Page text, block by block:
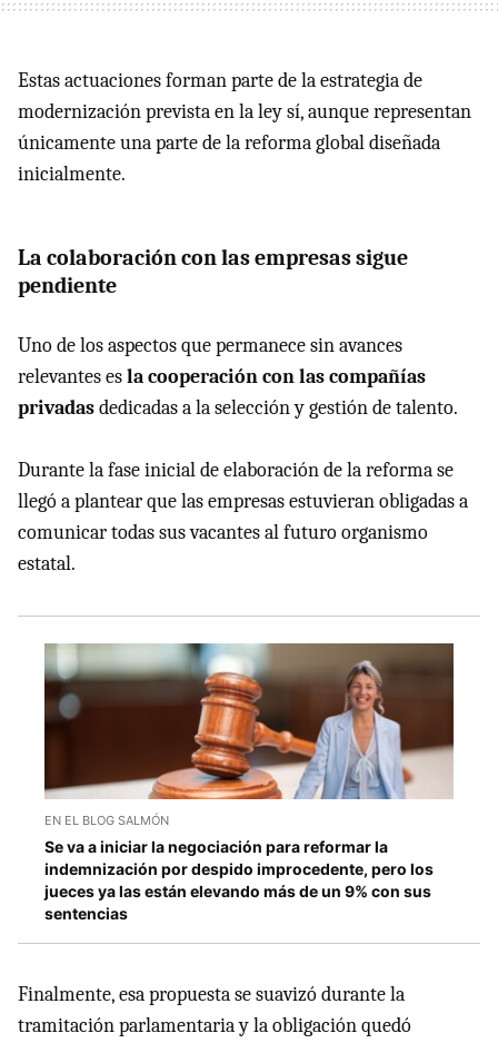
Estas actuaciones forman parte de la estrategia de
modernización prevista en la ley sí, aunque representan
únicamente una parte de la reforma global diseñada
inicialmente.
La colaboración con las empresas sigue
pendiente
Uno de los aspectos que permanece sin avances
relevantes esla cooperación con las compañías
privadasdedicadas a la selección y gestión de talento.
Durante la fase inicial de elaboración de la reforma se
llegó a plantear que las empresas estuvieran obligadas a
comunicar todas sus vacantes al futuro organismo
estatal.
EN EL BLOG SALMÓN
Se va a iniciar la negociación para reformar la
indemnización por despido improcedente, pero los
jueces ya las están elevando más de un 9% con sus
sentencias
Finalmente, esa propuesta se suavizó durante la
tramitación parlamentaria y la obligación quedó